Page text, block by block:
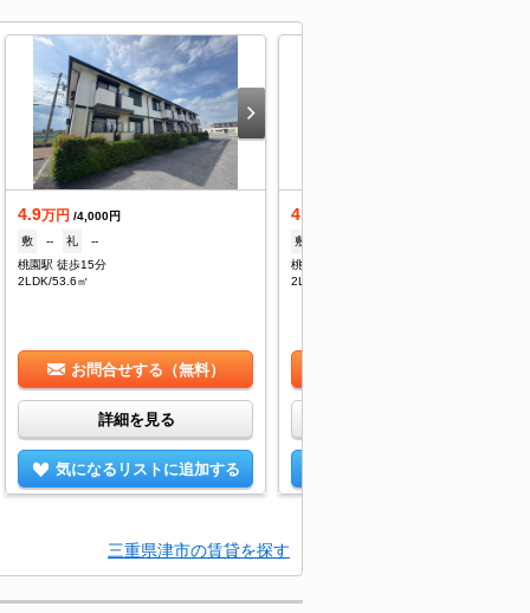
4.9万円 /4,000円
敷
-- 礼
--
桃園駅 徒歩15分
2LDK/53.6㎡
お問合せする（無料）
詳細を見る
気になるリストに追加する
4.9
敷
桃園駅 徒歩23分
2LDK/44.71㎡
三重県津市の賃貸を探す